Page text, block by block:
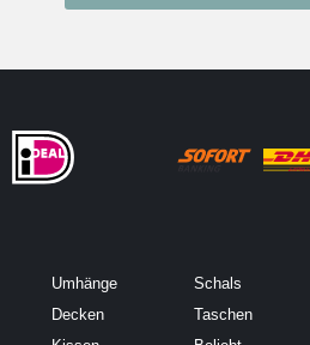
Umhänge
Decken
Schals
Taschen